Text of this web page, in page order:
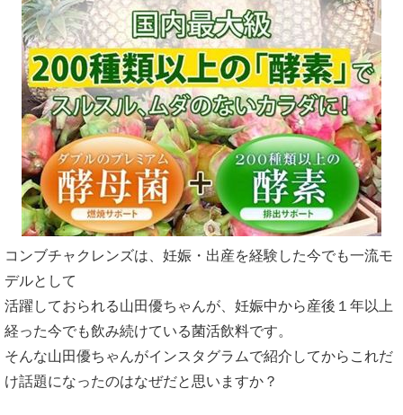
コンブチャクレンズは、妊娠・出産を経験した今でも一流モ
デルとして
活躍しておられる山田優ちゃんが、妊娠中から産後１年以上
経った今でも飲み続けている菌活飲料です。
そんな山田優ちゃんがインスタグラムで紹介してからこれだ
け話題になったのはなぜだと思いますか？